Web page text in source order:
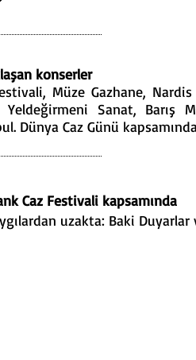
konserler
Müze Gazhane, Nardis
Sanat, Barış
Dünya Caz Günü
Caz Festivali kapsamında
uzakta: Baki Duyarlar